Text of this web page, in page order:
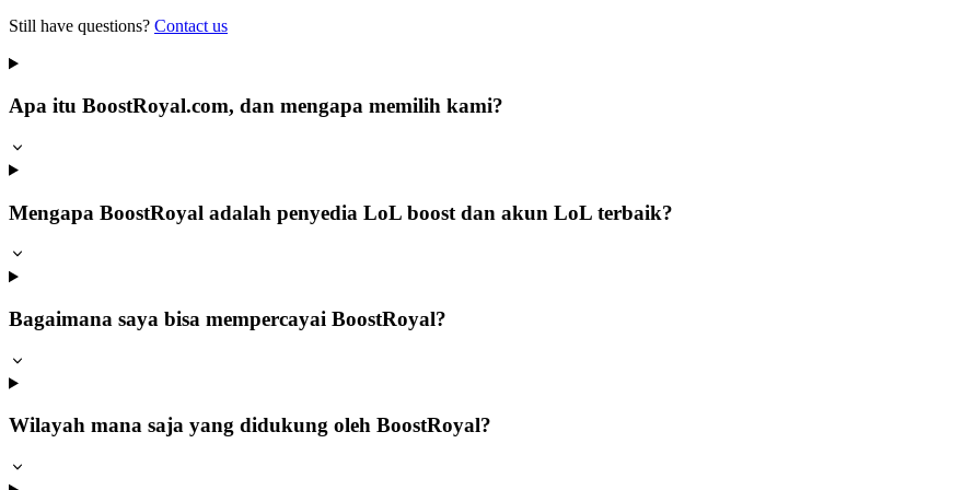
Still have questions? Contact us
Apa itu BoostRoyal.com, dan mengapa memilih kami?
Mengapa BoostRoyal adalah penyedia LoL boost dan akun LoL terbaik?
Bagaimana saya bisa mempercayai BoostRoyal?
Wilayah mana saja yang didukung oleh BoostRoyal?